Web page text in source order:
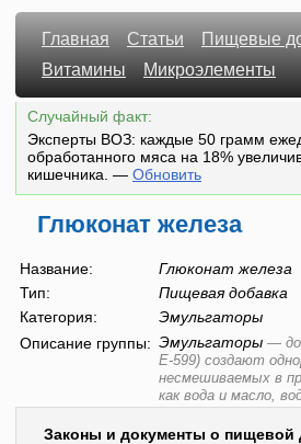
Главная Статьи
Пищевые
Витамины
Микроэлементы
Случайный факт:
Эксперты ВОЗ: каждые 50 грамм
обработанного мяса на 18%
кишечника. — Обновить
Глюконат железа
Название:
Глюконат железа
Тип:
Пищевая добавка
Категория:
Эмульгаторы
Описание группы: Эмульгаторы —
E-599) создают
несмешиваемых в
как вода и масло,
Законы и документы о пищевой